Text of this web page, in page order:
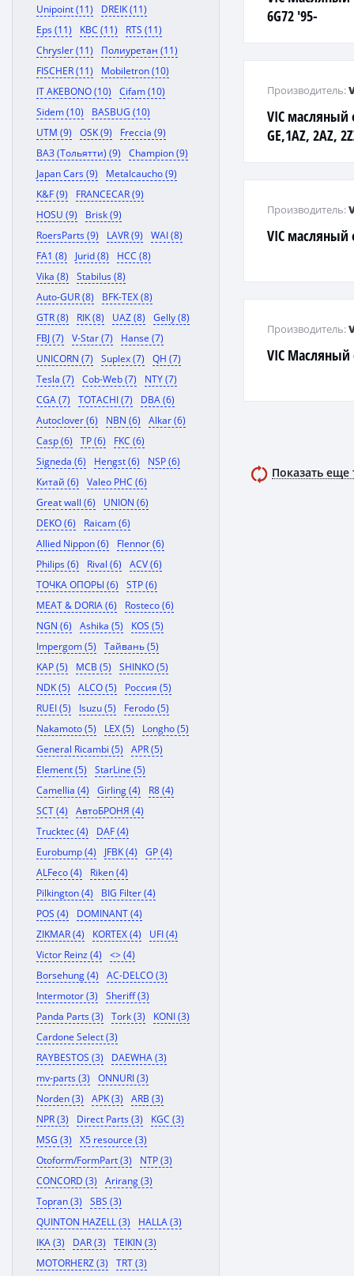
Unipoint (11)
DREIK (11)
Eps (11)
KBC (11)
RTS (11)
Chrysler (11)
Полиуретан (11)
FISCHER (11)
Mobiletron (10)
IT AKEBONO (10)
Cifam (10)
Sidem (10)
BASBUG (10)
UTM (9)
OSK (9)
Freccia (9)
ВАЗ (Тольятти) (9)
Champion (9)
Japan Cars (9)
Metalcaucho (9)
K&F (9)
FRANCECAR (9)
HOSU (9)
Brisk (9)
RoersParts (9)
LAVR (9)
WAI (8)
FA1 (8)
Jurid (8)
HCC (8)
Vika (8)
Stabilus (8)
Auto-GUR (8)
BFK-TEX (8)
GTR (8)
RIK (8) UAZ (8)
Gelly (8)
FBJ (7)
V-Star (7)
Hanse (7)
UNICORN (7)
Suplex (7)
QH (7)
Tesla (7)
Cob-Web (7)
NTY (7)
CGA (7)
TOTACHI (7)
DBA (6)
Autoclover (6)
NBN (6)
Alkar (6)
Casp (6)
TP (6)
FKC (6)
Signeda (6)
Hengst (6)
NSP (6)
Китай (6)
Valeo PHC (6)
Great wall (6)
UNION (6)
DEKO (6)
Raicam (6)
Allied Nippon (6)
Flennor (6)
Philips (6)
Rival (6)
ACV (6)
ТОЧКА ОПОРЫ (6)
STP (6)
MEAT & DORIA (6)
Rosteco (6)
NGN (6)
Ashika (5)
KOS (5)
Impergom (5)
Тайвань (5)
KAP (5)
MCB (5)
SHINKO (5)
NDK (5)
ALCO (5)
Россия (5)
RUEI (5)
Isuzu (5)
Ferodo (5)
Nakamoto (5)
LEX (5)
Longho (5)
General Ricambi (5)
APR (5)
Element (5)
StarLine (5)
Camellia (4)
Girling (4)
R8 (4)
SCT (4)
АвтоБРОНЯ (4)
Trucktec (4)
DAF (4)
Eurobump (4)
JFBK (4)
GP (4)
ALFeco (4)
Riken (4)
Pilkington (4)
BIG Filter (4)
POS (4)
DOMINANT (4)
ZIKMAR (4)
KORTEX (4)
UFI (4)
Victor Reinz (4)
<> (4)
Borsehung (4)
AC-DELCO (3)
Intermotor (3)
Sheriff (3)
Panda Parts (3)
Tork (3)
KONI (3)
Cardone Select (3)
RAYBESTOS (3)
DAEWHA (3)
mv-parts (3)
ONNURI (3)
Norden (3)
APK (3)
ARB (3)
NPR (3)
Direct Parts (3)
KGC (3)
MSG (3)
X5 resource (3)
Otoform/FormPart (3)
NTP (3)
CONCORD (3)
Arirang (3)
Topran (3)
SBS (3)
QUINTON HAZELL (3)
HALLA (3)
IKA (3)
DAR (3)
TEIKIN (3)
MOTORHERZ (3)
TRT (3)
6G72 '95-
VIC масляный
GE,1AZ, 2AZ,
Производитель:
VIC масляный
Производитель:
VIC
Производитель:
Показать еще